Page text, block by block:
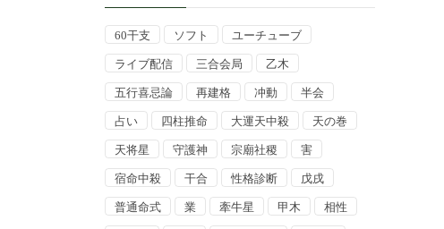
60干支 ソフト ユーチューブ
ライブ配信 三合会局 乙木
五行喜忌論 再建格 冲動 半会
占い 四柱推命 大運天中殺 天の巻
天将星 守護神 宗廟社稷 害
宿命中殺 干合 性格診断 戊戌
普通命式 業 牽牛星 甲木 相性